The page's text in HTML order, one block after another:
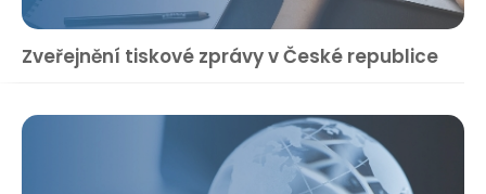
Zveřejnění tiskové zprávy v České republice